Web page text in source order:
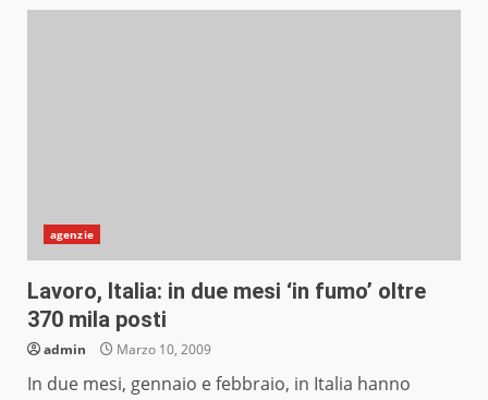
agenzie
Lavoro, Italia: in due mesi ‘in fumo’ oltre
370 mila posti
admin Marzo 10, 2009
In due mesi, gennaio e febbraio, in Italia hanno